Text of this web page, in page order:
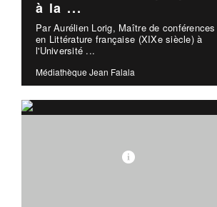
à la ...
Par Aurélien Lorig, Maître de conférences
en Littérature française (XIXe siècle) à
l'Université ...
Médiathèque Jean Falala